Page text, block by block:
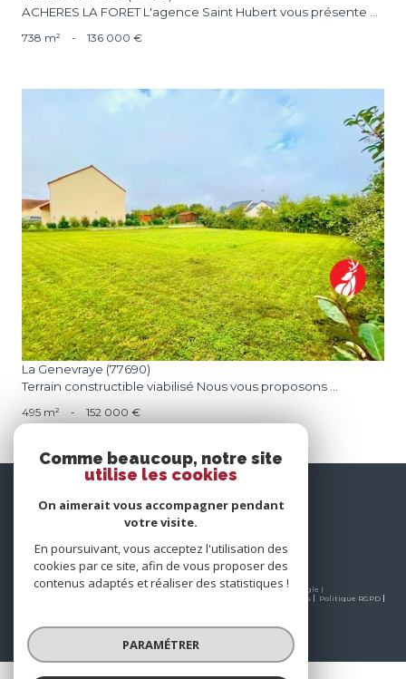
ACHERES LA FORET L'agence Saint Hubert vous présente ...
738 m² - 136 000 €
voir le bien
La Genevraye (77690)
Terrain constructible viabilisé Nous vous proposons ...
495 m² - 152 000 €
suivre
© 2026 | Tous droits réservés | Traduction powered by Google |
Partenaires
Politique RGPD
Comme beaucoup, notre site
utilise les cookies
On aimerait vous accompagner pendant
votre visite.
En poursuivant, vous acceptez l'utilisation des
cookies par ce site, afin de vous proposer des
contenus adaptés et réaliser des statistiques !
PARAMÉTRER